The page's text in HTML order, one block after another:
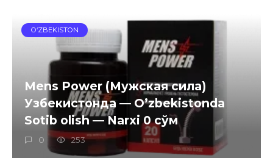
O‘ZBEKISTON
Mens Power (Мужская сила)
Узбекистонда — O’zbekistonda
Sotib olish — Narxi 0 сўм
0 253